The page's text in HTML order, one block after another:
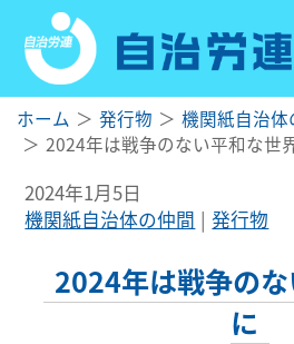
ホーム 発行物
機関紙自治体
2024年は戦争のない平和な世
2024年1月5日
機関紙自治体の仲間
発行物
2024年は戦争の
に